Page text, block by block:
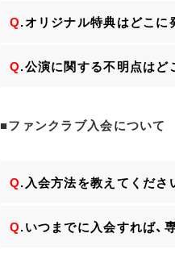
Q.オリジナル特典はどこに
Q.公演に関する不明点はど
■ファンクラブ入会について
Q.入会方法を教えてくださ
Q.いつまでに入会すれば、